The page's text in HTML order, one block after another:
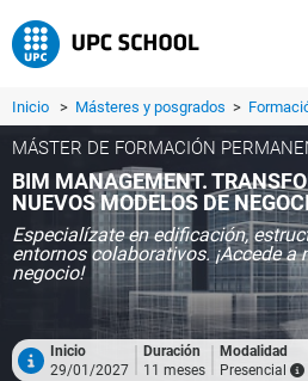
Inicio > Másteres y posgrados >
MÁSTER DE FORMACIÓN
BIM MANAGEMENT.
NUEVOS MODELOS DE
Especialízate en edificación,
entornos colaborativos. ¡Accede a
negocio!
Inicio
29/01/2027
Duración
11 meses
Modalidad
Presencial